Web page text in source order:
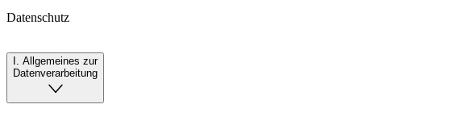
Datenschutz
I. Allgemeines zur
Datenverarbeitung